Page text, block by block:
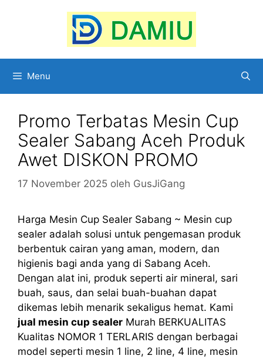
Menu
Promo Terbatas Mesin Cup
Sealer Sabang Aceh Produk
Awet DISKON PROMO
17 November 2025 oleh GusJiGang
Harga Mesin Cup Sealer Sabang ~ Mesin cup
sealer adalah solusi untuk pengemasan produk
berbentuk cairan yang aman, modern, dan
higienis bagi anda yang di Sabang Aceh.
Dengan alat ini, produk seperti air mineral, sari
buah, saus, dan selai buah-buahan dapat
dikemas lebih menarik sekaligus hemat. Kami
jual mesin cup sealer Murah BERKUALITAS
Kualitas NOMOR 1 TERLARIS dengan berbagai
model seperti mesin 1 line, 2 line, 4 line, mesin